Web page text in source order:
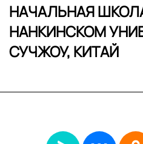
НАЧАЛЬНАЯ
НАНКИНСКОМ
СУЧЖОУ, КИТАЙ